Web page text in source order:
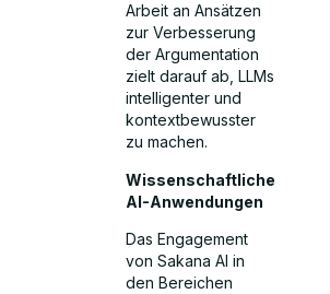
Arbeit an Ansätzen
zur Verbesserung
der Argumentation
zielt darauf ab, LLMs
intelligenter und
kontextbewusster
zu machen.
Wissenschaftliche
AI-Anwendungen
Das Engagement
von Sakana AI in
den Bereichen